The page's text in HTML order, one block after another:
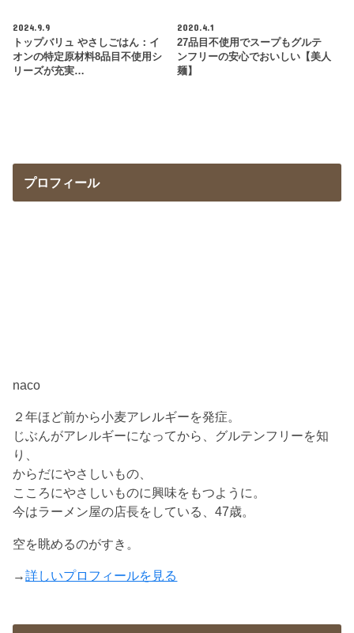
2024.9.9
トップバリュ やさしごはん：イ
オンの特定原材料8品目不使用シ
リーズが充実…
2020.4.1
27品目不使用でスープもグルテ
ンフリーの安心でおいしい【美人
麺】
プロフィール
naco
２年ほど前から小麦アレルギーを発症。
じぶんがアレルギーになってから、グルテンフリーを知
り、
からだにやさしいもの、
こころにやさしいものに興味をもつように。
今はラーメン屋の店長をしている、47歳。
空を眺めるのがすき。
→詳しいプロフィールを見る